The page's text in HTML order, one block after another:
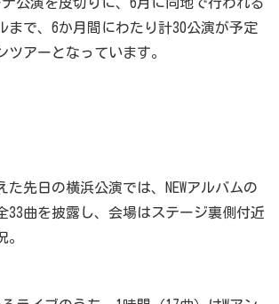
まで、6か月間にわたり計30公演が予定
ツアーとなっています。
た先日の横浜公演では、NEWアルバムの
33曲を披露し、会場はステージ裏側付近
。